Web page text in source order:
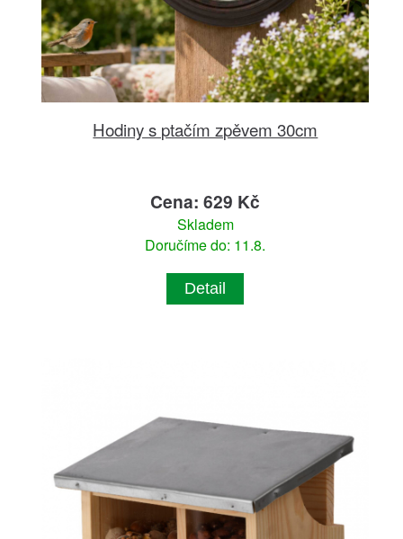
Hodiny s ptačím zpěvem 30cm
Cena: 629 Kč
Skladem
Doručíme do: 11.8.
Detail